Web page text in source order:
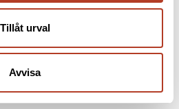
Tillåt urval
Avvisa